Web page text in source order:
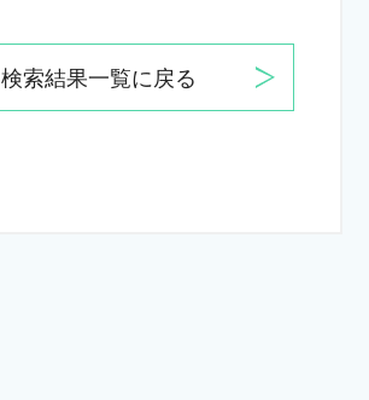
検索結果一覧に戻る